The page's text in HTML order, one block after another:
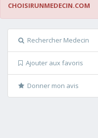
CHOISIRUNMEDECIN.COM
Rechercher Medecin
Ajouter aux favoris
Donner mon avis